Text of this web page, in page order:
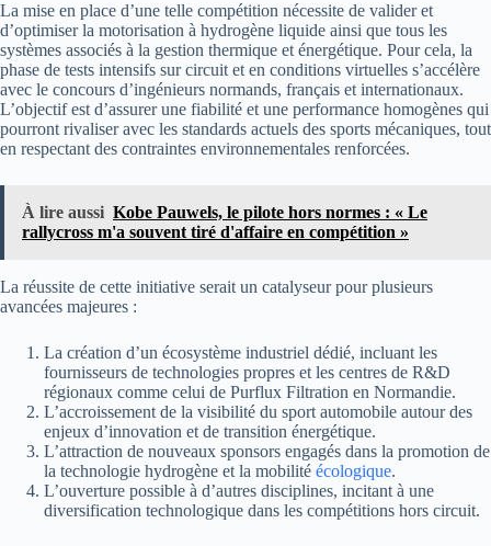
La mise en place d’une telle compétition nécessite de valider et
d’optimiser la motorisation à hydrogène liquide ainsi que tous les
systèmes associés à la gestion thermique et énergétique. Pour cela, la
phase de tests intensifs sur circuit et en conditions virtuelles s’accélère
avec le concours d’ingénieurs normands, français et internationaux.
L’objectif est d’assurer une fiabilité et une performance homogènes qui
pourront rivaliser avec les standards actuels des sports mécaniques, tout
en respectant des contraintes environnementales renforcées.
À lire aussi Kobe Pauwels, le pilote hors normes : « Le
rallycross m'a souvent tiré d'affaire en compétition »
La réussite de cette initiative serait un catalyseur pour plusieurs
avancées majeures :
La création d’un écosystème industriel dédié, incluant les
fournisseurs de technologies propres et les centres de R&D
régionaux comme celui de Purflux Filtration en Normandie.
L’accroissement de la visibilité du sport automobile autour des
enjeux d’innovation et de transition énergétique.
L’attraction de nouveaux sponsors engagés dans la promotion de
la technologie hydrogène et la mobilité écologique.
L’ouverture possible à d’autres disciplines, incitant à une
diversification technologique dans les compétitions hors circuit.